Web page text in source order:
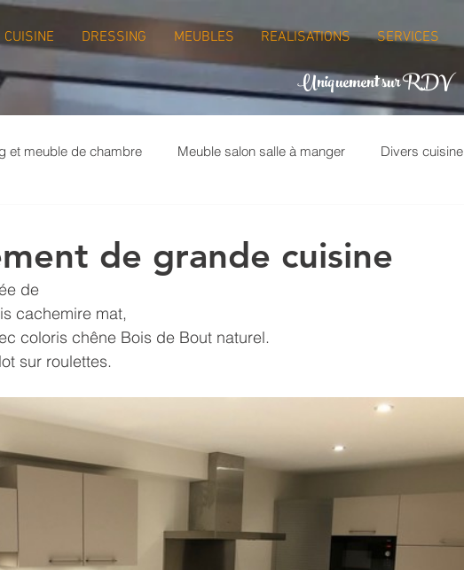
CUISINE DRESSING MEUBLES REALISATIONS SERVICES
Uniquement sur RDV
et meuble de chambre Meuble salon salle à manger Divers cuisine
de grande cuisine
de
cachemire mat,
coloris chêne Bois de Bout naturel.
sur roulettes.